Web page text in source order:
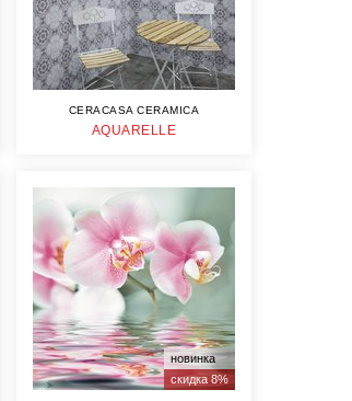
CERACASA CERAMICA
AQUARELLE
новинка
скидка 8%